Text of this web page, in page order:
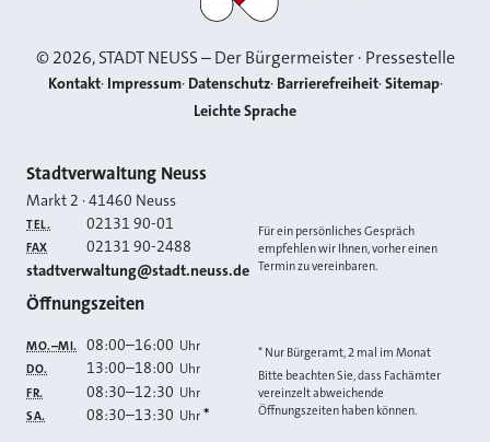
©2026, STADT NEUSS – Der Bürgermeister · Pressestelle
Kontakt Impressum Datenschutz Barrierefreiheit Sitemap
Leichte Sprache
Kontakt
Stadtverwaltung Neuss
Markt 2 ·41460 Neuss
TEL. 02131 90-01
FAX 02131 90-2488
E-MAIL
stadtverwaltung@stadt.neuss.de
Für ein persönliches Gespräch
empfehlen wir Ihnen, vorher einen
Termin zu vereinbaren.
Öffnungszeiten
MO.–MI. 08:00–16:00 Uhr
DO. 13:00–18:00 Uhr
FR. 08:30–12:30 Uhr
SA. 08:30–13:30 Uhr *
* Nur Bürgeramt, 2 mal im Monat
Bitte beachten Sie, dass Fachämter
vereinzelt abweichende
Öffnungszeiten haben können.